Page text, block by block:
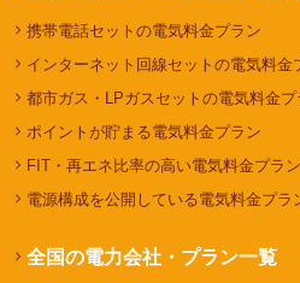
携帯電話セットの電気料金プラン
インターネット回線セットの電気料金
都市ガス・LPガスセットの電気料金プ
ポイントが貯まる電気料金プラン
FIT・再エネ比率の高い電気料金プラン
電源構成を公開している電気料金プラ
全国の電力会社・プラン一覧